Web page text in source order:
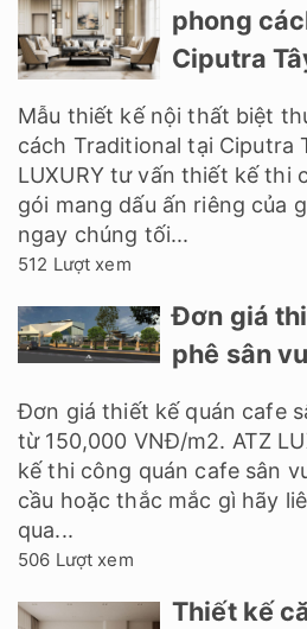
phong
Ciputra
Mẫu thiết kế nội thất biệt
cách Traditional tại Ciputra
LUXURY tư vấn thiết kế thi
gói mang dấu ấn riêng của
ngay chúng tối...
512 Lượt xem
Đơn giá
phê sân
Đơn giá thiết kế quán cafe
từ 150,000 VNĐ/m2. ATZ
kế thi công quán cafe sân
cầu hoặc thắc mắc gì hãy
qua...
506 Lượt xem
Thiết kế